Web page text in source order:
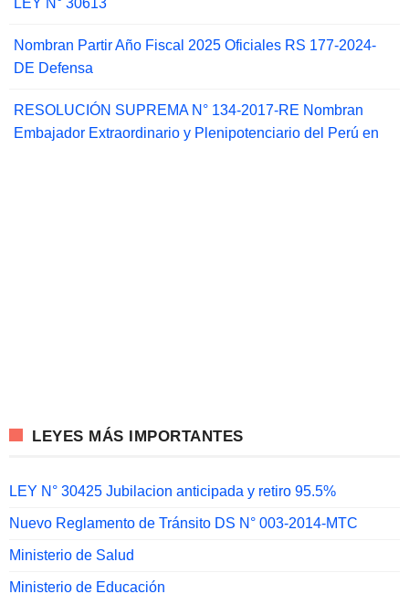
LEY N° 30613
Nombran Partir Año Fiscal 2025 Oficiales RS 177-2024-
DE Defensa
RESOLUCIÓN SUPREMA N° 134-2017-RE Nombran
Embajador Extraordinario y Plenipotenciario del Perú en
LEYES MÁS IMPORTANTES
LEY N° 30425 Jubilacion anticipada y retiro 95.5%
Nuevo Reglamento de Tránsito DS N° 003-2014-MTC
Ministerio de Salud
Ministerio de Educación